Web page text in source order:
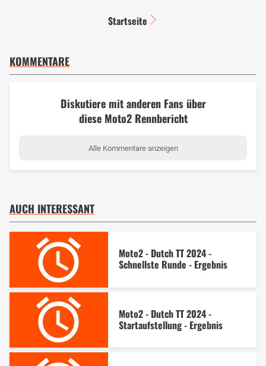
Startseite
KOMMENTARE
Diskutiere mit anderen Fans über
diese Moto2 Rennbericht
Alle Kommentare anzeigen
AUCH INTERESSANT
Moto2 - Dutch TT 2024 -
Schnellste Runde - Ergebnis
Moto2 - Dutch TT 2024 -
Startaufstellung - Ergebnis